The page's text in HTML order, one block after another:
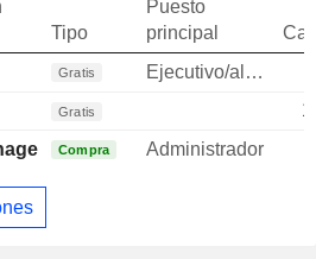
Tipo
Puesto
principal
Gratis Ejecutivo/alto directivo
Gratis
Compra Administrador